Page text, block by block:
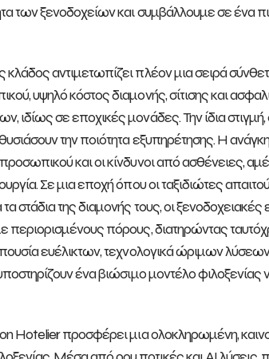
των ξενοδοχείων και συμβάλλουμε σε ένα
κλάδος αντιμετωπίζει πλέον μια σειρά
υψηλό κόστος διαμονής, σίτισης και
ιδίως σε εποχικές μονάδες. Την ίδια στιγμή,
την ποιότητα εξυπηρέτησης. Η
και οι κίνδυνοι από ασθένειες,
Σε μια εποχή όπου οι ταξιδιώτες
στάδια της διαμονής τους, οι
περιορισμένους πόρους, διατηρώντας
ευέλικτων, τεχνολογικά ώριμων
ένα βιώσιμο μοντέλο φιλοξενίας
Hotelier προσφέρει μια ολοκληρωμένη,